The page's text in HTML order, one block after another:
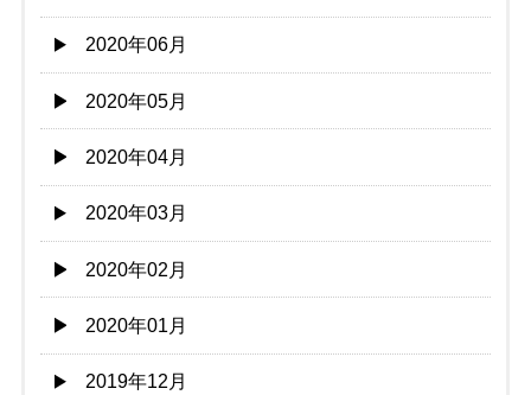
2020年06月
2020年05月
2020年04月
2020年03月
2020年02月
2020年01月
2019年12月